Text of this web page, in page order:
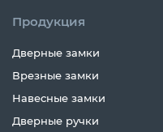
Продукция
Дверные замки
Врезные замки
Навесные замки
Дверные ручки